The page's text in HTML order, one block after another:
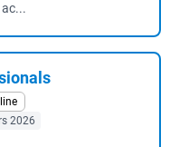
2026